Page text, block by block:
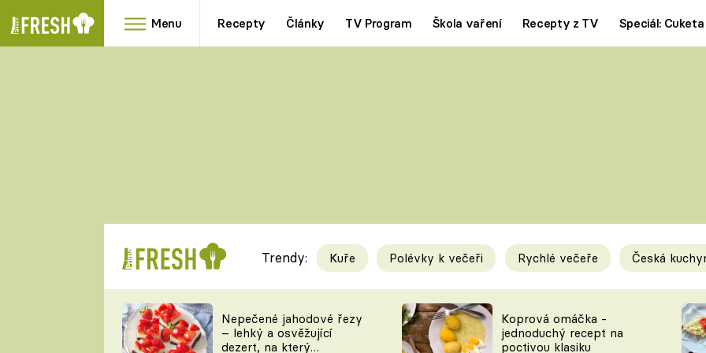
Menu Recepty Články TV Program Škola vaření Recepty z TV Speciál: Cuketa
RYCHLOVKY
Videorecepty
TEĎ VAŘÍ ŠÉF!
Tipy a triky
KAM ZA JÍDLEM
Trendy: Kuře Polévky k večeři Rychlé večeře Česká
Nepečené jahodové řezy
– lehký a osvěžující
dezert, na který
Koprová omáčka -
jednoduchý recept na
poctivou klasiku